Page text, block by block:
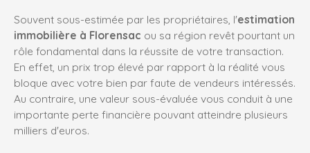
Souvent sous-estimée par les propriétaires, l'estimation
immobilière à Florensac ou sa région revêt pourtant un
rôle fondamental dans la réussite de votre transaction.
En effet, un prix trop élevé par rapport à la réalité vous
bloque avec votre bien par faute de vendeurs intéressés.
Au contraire, une valeur sous-évaluée vous conduit à une
importante perte financière pouvant atteindre plusieurs
milliers d'euros.